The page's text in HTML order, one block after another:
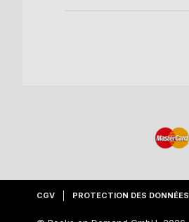
CGV PROTECTION DES DONNÉES